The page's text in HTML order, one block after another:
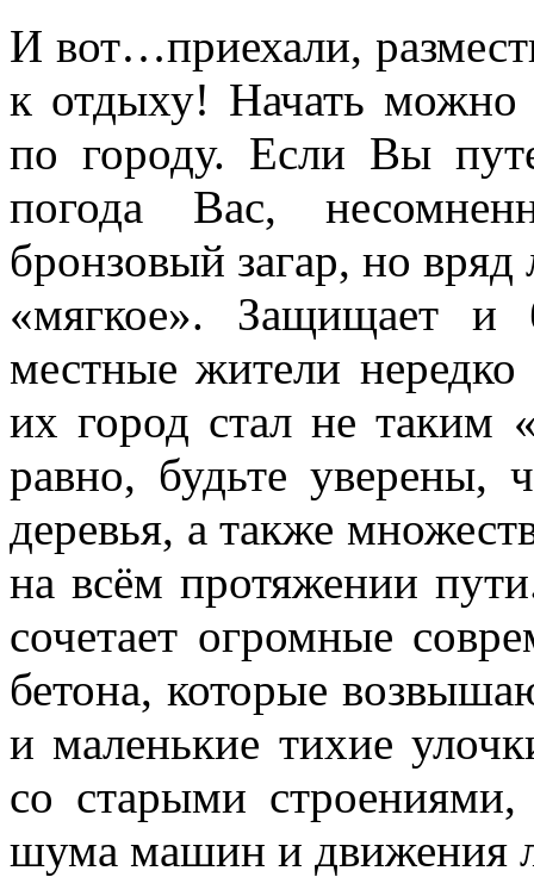
И вот…приехали,
к отдыху! Начать можно
по городу. Если Вы
погода Вас,
бронзовый загар, но
«мягкое». Защищает и
местные жители нередко
их город стал не таким
равно, будьте уверены,
деревья, а также
на всём протяжении
сочетает огромные
бетона, которые
и маленькие тихие
со старыми
шума машин и движения